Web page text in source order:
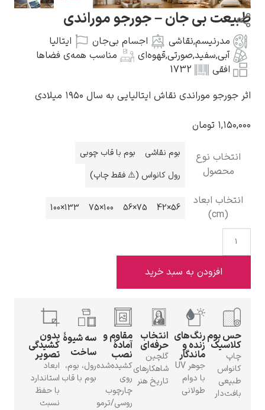
گوستاو کلیمت
کامی پیسارو
ادوارد هاپر
ادگار دگا
جان – جورجو موراندی
نقاشی اجسام بی‌جان
ایتالیا
صورتی قهوه‌ای
مناسب همه‌ی فضاها
1732
نقاش ایتالیایی به سال ۱۹۵۰ میلادی
بوم نقاشی
بوم با قاب چوبی
رول کانواس (⚠️ فقط چاپ)
75×56
100×75
133×100
به سبد خرید
جوهر UV
انتخاب
حرفه‌ای
گلچین
شاهکارهای
تاریخ هنر
مقاوم و
آمادهٔ
نصب
کشیده‌شده
روی
چارچوب
سه شیوهٔ
ساخت
رول، بوم،
بوم با قاب
بدون
کشیدگی
تصویر
ابعاد
استاندارد
با حفظ
نسبت